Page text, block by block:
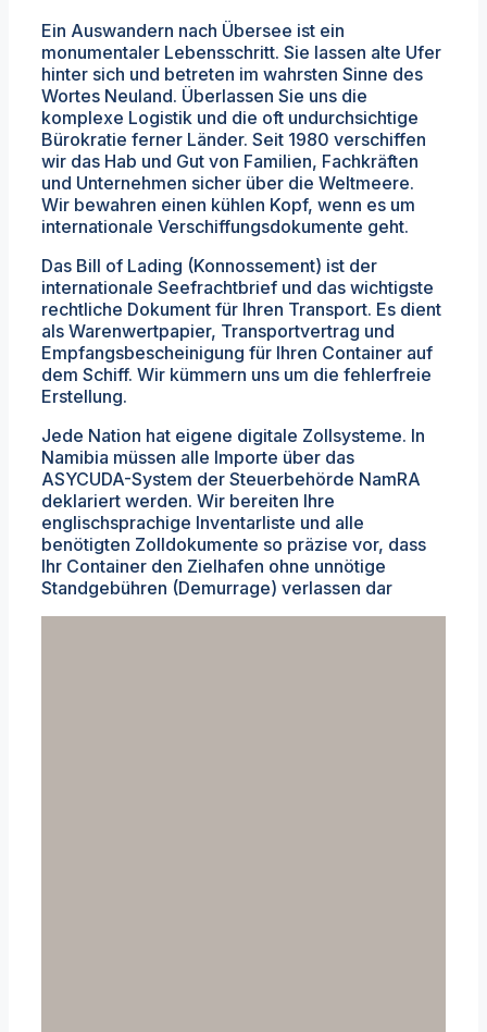
Ein Auswandern nach Übersee ist ein
monumentaler Lebensschritt. Sie lassen alte Ufer
hinter sich und betreten im wahrsten Sinne des
Wortes Neuland. Überlassen Sie uns die
komplexe Logistik und die oft undurchsichtige
Bürokratie ferner Länder. Seit 1980 verschiffen
wir das Hab und Gut von Familien, Fachkräften
und Unternehmen sicher über die Weltmeere.
Wir bewahren einen kühlen Kopf, wenn es um
internationale Verschiffungsdokumente geht.
Das Bill of Lading (Konnossement) ist der
internationale Seefrachtbrief und das wichtigste
rechtliche Dokument für Ihren Transport. Es dient
als Warenwertpapier, Transportvertrag und
Empfangsbescheinigung für Ihren Container auf
dem Schiff. Wir kümmern uns um die fehlerfreie
Erstellung.
Jede Nation hat eigene digitale Zollsysteme. In
Namibia müssen alle Importe über das
ASYCUDA-System der Steuerbehörde NamRA
deklariert werden. Wir bereiten Ihre
englischsprachige Inventarliste und alle
benötigten Zolldokumente so präzise vor, dass
Ihr Container den Zielhafen ohne unnötige
Standgebühren (Demurrage) verlassen dar